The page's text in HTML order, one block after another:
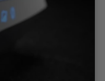
de inspección
visibilidad a
seguridad.